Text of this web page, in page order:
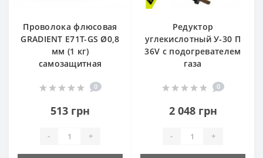
Проволока флюсовая
GRADIENT E71T-GS Ø0,8
мм (1 кг)
самозащитная
0
513 грн
- +
Редуктор
углекислотный У-30 П
36V с подогревателем
газа
0
2 048 грн
- +